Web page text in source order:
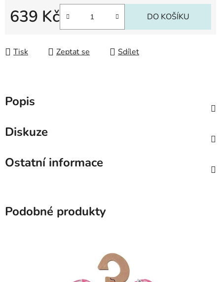
639 Kč DO KOŠÍKU
Tisk Zeptat se Sdílet
Popis
Diskuze
Ostatní informace
Podobné produkty